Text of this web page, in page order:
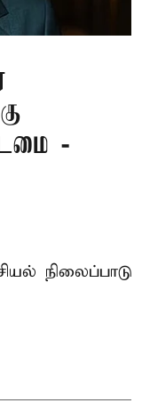
-
நிலைப்பாடு